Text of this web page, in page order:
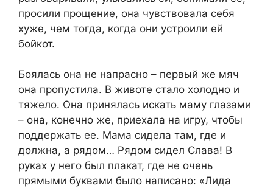
просили прощение, она чувствовала себя
хуже, чем тогда, когда они устроили ей
бойкот.
Боялась она не напрасно – первый же мяч
она пропустила. В животе стало холодно и
тяжело. Она принялась искать маму глазами
– она, конечно же, приехала на игру, чтобы
поддержать ее. Мама сидела там, где и
должна, а рядом… Рядом сидел Слава! В
руках у него был плакат, где не очень
прямыми буквами было написано: «Лида